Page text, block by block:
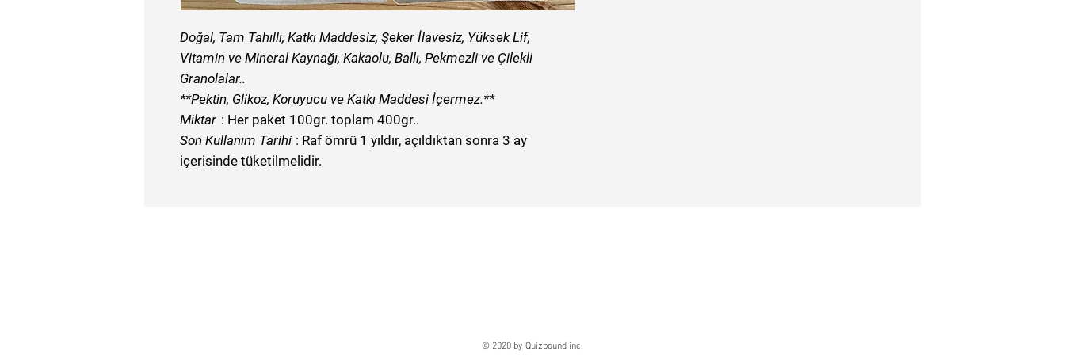
Doğal, Tam Tahıllı, Katkı Maddesiz, Şeker İlavesiz, Yüksek Lif,
Vitamin ve Mineral Kaynağı, Kakaolu, Ballı, Pekmezli ve Çilekli
Granolalar..
**Pektin, Glikoz, Koruyucu ve Katkı Maddesi İçermez.**
Miktar : Her paket 100gr. toplam 400gr..
Son Kullanım Tarihi : Raf ömrü 1 yıldır, açıldıktan sonra 3 ay
içerisinde tüketilmelidir.
© 2020 by Quizbound inc.